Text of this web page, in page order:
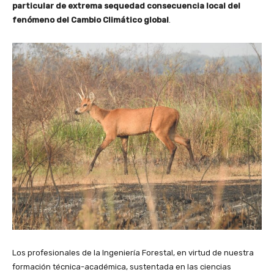
particular de extrema sequedad consecuencia local del
fenómeno del Cambio Climático global
Los profesionales de la Ingeniería Forestal, en virtud de nuestra
formación técnica-académica, sustentada en las ciencias